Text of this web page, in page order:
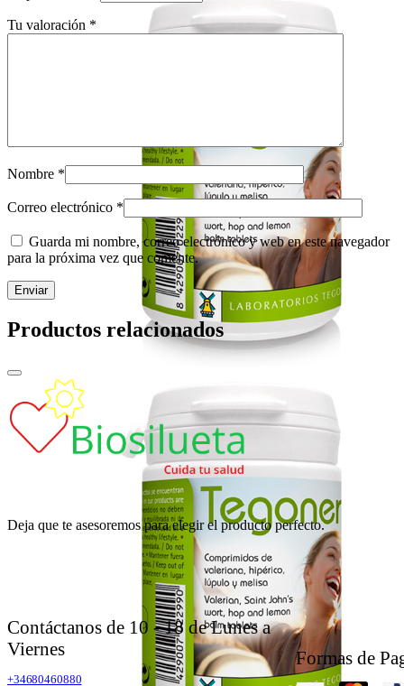
Tu valoración *
Nombre *
Correo electrónico *
Guarda mi nombre, correo electrónico y web en este navegador
para la próxima vez que comente.
Productos relacionados
Deja que te asesoremos para elegir el producto perfecto.
Contáctanos de 10 - 18 de Lunes a
Viernes
+34680460880
Formas de